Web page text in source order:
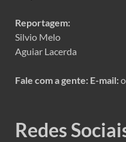
Reportagem:
Silvio Melo
Aguiar Lacerda
Fale com a gente: E-mail:
Redes